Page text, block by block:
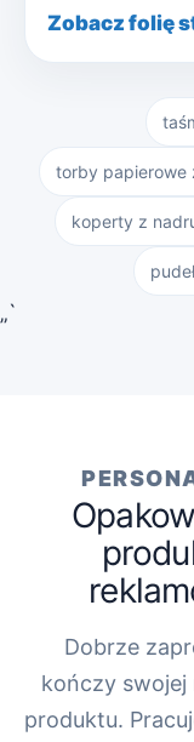
Zobacz folię
torby papierowe
koperty z
„`
Dobrze
kończy swojej
produktu.